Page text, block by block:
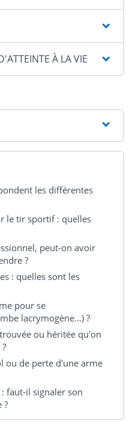
À LA VIE
les différentes
le tir sportif : quelles
peut-on avoir
?
: quelles sont les
pour se
lacrymogène...) ?
ou héritée qu'on
ou de perte d'une arme
faut-il signaler son
?